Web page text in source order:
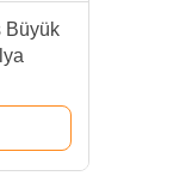
Büyük